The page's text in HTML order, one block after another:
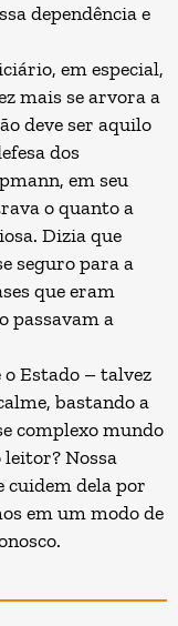
dependência e
em especial,
mais se arvora a
deve ser aquilo
dos
em seu
o quanto a
Dizia que
seguro para a
que eram
passavam a
Estado – talvez
bastando a
complexo mundo
leitor? Nossa
cuidem dela por
em um modo de